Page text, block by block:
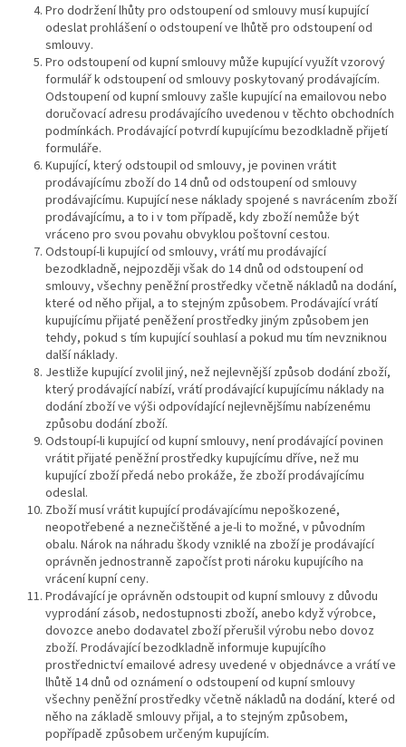
Pro dodržení lhůty pro odstoupení od smlouvy musí kupující
odeslat prohlášení o odstoupení ve lhůtě pro odstoupení od
smlouvy.
Pro odstoupení od kupní smlouvy může kupující využít vzorový
formulář k odstoupení od smlouvy poskytovaný prodávajícím.
Odstoupení od kupní smlouvy zašle kupující na emailovou nebo
doručovací adresu prodávajícího uvedenou v těchto obchodních
podmínkách. Prodávající potvrdí kupujícímu bezodkladně přijetí
formuláře.
Kupující, který odstoupil od smlouvy, je povinen vrátit
prodávajícímu zboží do 14 dnů od odstoupení od smlouvy
prodávajícímu. Kupující nese náklady spojené s navrácením zboží
prodávajícímu, a to i v tom případě, kdy zboží nemůže být
vráceno pro svou povahu obvyklou poštovní cestou.
Odstoupí-li kupující od smlouvy, vrátí mu prodávající
bezodkladně, nejpozději však do 14 dnů od odstoupení od
smlouvy, všechny peněžní prostředky včetně nákladů na dodání,
které od něho přijal, a to stejným způsobem. Prodávající vrátí
kupujícímu přijaté peněžení prostředky jiným způsobem jen
tehdy, pokud s tím kupující souhlasí a pokud mu tím nevzniknou
další náklady.
Jestliže kupující zvolil jiný, než nejlevnější způsob dodání zboží,
který prodávající nabízí, vrátí prodávající kupujícímu náklady na
dodání zboží ve výši odpovídající nejlevnějšímu nabízenému
způsobu dodání zboží.
Odstoupí-li kupující od kupní smlouvy, není prodávající povinen
vrátit přijaté peněžní prostředky kupujícímu dříve, než mu
kupující zboží předá nebo prokáže, že zboží prodávajícímu
odeslal.
Zboží musí vrátit kupující prodávajícímu nepoškozené,
neopotřebené a neznečištěné a je-li to možné, v původním
obalu. Nárok na náhradu škody vzniklé na zboží je prodávající
oprávněn jednostranně započíst proti nároku kupujícího na
vrácení kupní ceny.
Prodávající je oprávněn odstoupit od kupní smlouvy z důvodu
vyprodání zásob, nedostupnosti zboží, anebo když výrobce,
dovozce anebo dodavatel zboží přerušil výrobu nebo dovoz
zboží. Prodávající bezodkladně informuje kupujícího
prostřednictví emailové adresy uvedené v objednávce a vrátí ve
lhůtě 14 dnů od oznámení o odstoupení od kupní smlouvy
všechny peněžní prostředky včetně nákladů na dodání, které od
něho na základě smlouvy přijal, a to stejným způsobem,
popřípadě způsobem určeným kupujícím.